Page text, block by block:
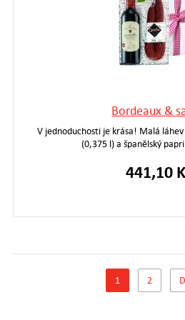
Bordeaux &
V jednoduchosti je krása! Malá
(0,375 l) a španělský
441,10
1 2